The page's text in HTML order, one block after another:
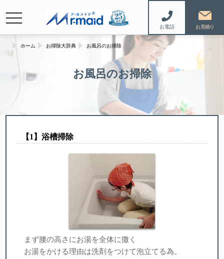
お電話
navigation
お風呂のお掃除
ホーム お掃除大辞典 お風呂のお掃除
【︎1】浴槽掃除
まず腰の高さにお湯を全体に撒く
お湯をかける理由は洗剤をつけて泡立てる為。